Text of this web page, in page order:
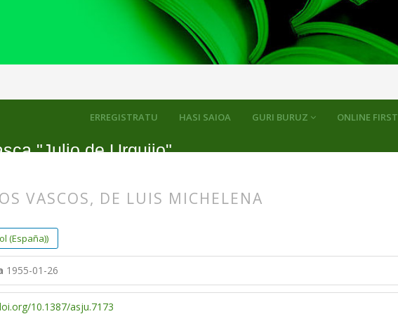
GURI BURUZ ONLINE FIRST
ERREGISTRATU HASI SAIOA
"Julio de Urquijo"
VASCOS, DE LUIS MICHELENA
(España))
1955-01-26
10.1387/asju.7173